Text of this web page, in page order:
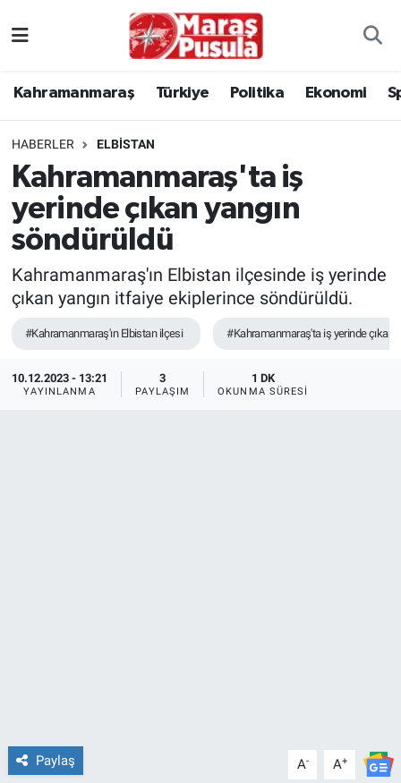
Kahramanmaraş Türkiye Politika Ekonomi
HABERLER ELBISTAN
Kahramanmaraş'ta iş
yerinde çıkan yangın
söndürüldü
Kahramanmaraş'ın Elbistan ilçesinde iş yerinde
çıkan yangın itfaiye ekiplerince söndürüldü.
#Kahramanmaraş'ın Elbistan ilçesi #Kahramanmaraş'ta iş yerinde çıkan
10.12.2023 - 13:21
YAYINLANMA
3
PAYLAŞIM
1 DK
OKUNMA SÜRESI
Paylaş A- A+
Politika
Ekonomi
Spor
Kültür Sanat
Sağlık
HABERDE İNSAN
İstanbul Trafik Yoğunluk Haritası
Süper Lig Puan Durumu ve Fikstür
Tüm Manşetler
Son Dakika Haberleri
Haber Arşivi